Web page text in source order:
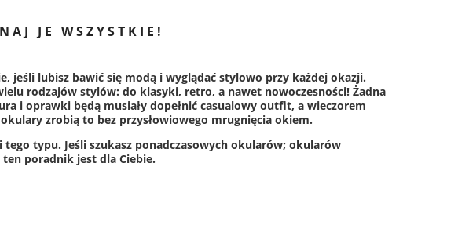
JE WSZYSTKIE!
jeśli lubisz bawić się modą i wyglądać stylowo przy każdej okazji.
rodzajów stylów: do klasyki, retro, a nawet nowoczesności! Żadna
i oprawki będą musiały dopełnić casualowy outfit, a wieczorem
zrobią to bez przysłowiowego mrugnięcia okiem.
typu. Jeśli szukasz ponadczasowych okularów; okularów
poradnik jest dla Ciebie.